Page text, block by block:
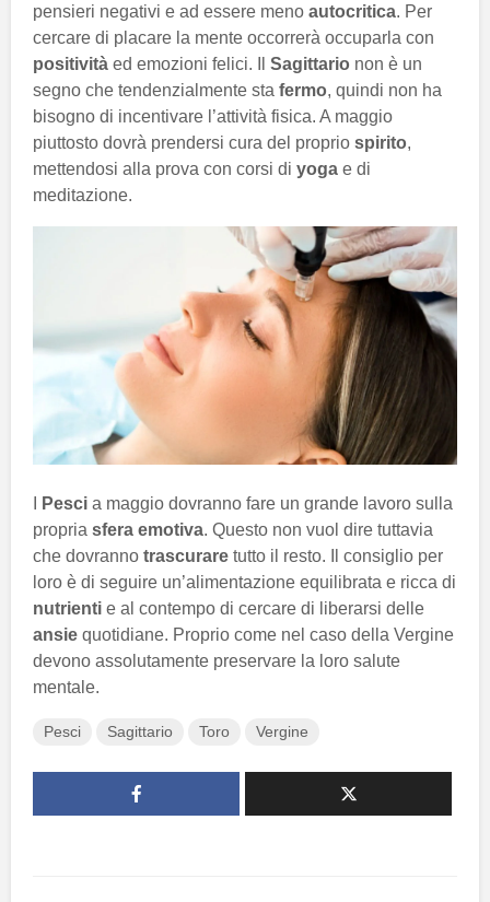
pensieri negativi e ad essere meno autocritica. Per
cercare di placare la mente occorrerà occuparla con
positività ed emozioni felici. Il Sagittario non è un
segno che tendenzialmente sta fermo, quindi non ha
bisogno di incentivare l’attività fisica. A maggio
piuttosto dovrà prendersi cura del proprio spirito,
mettendosi alla prova con corsi di yoga e di
meditazione.
Pesci a maggio dovranno fare un grande lavoro sulla
propria sfera emotiva. Questo non vuol dire tuttavia
che dovranno trascurare tutto il resto. Il consiglio per
loro è di seguire un’alimentazione equilibrata e ricca di
nutrienti e al contempo di cercare di liberarsi delle
ansie quotidiane. Proprio come nel caso della Vergine
devono assolutamente preservare la loro salute
mentale.
Pesci Sagittario Toro Vergine